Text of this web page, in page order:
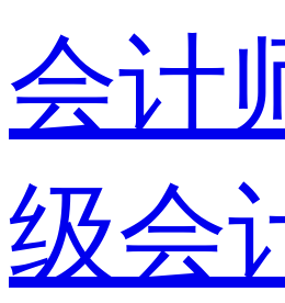
会计
级会